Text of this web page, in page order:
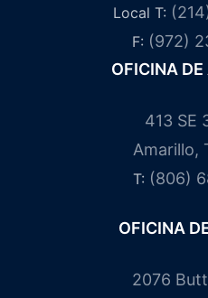
Local T:
F: (972)
OFICINA
413 SE
Amarillo,
T: (806)
OFICINA
2076